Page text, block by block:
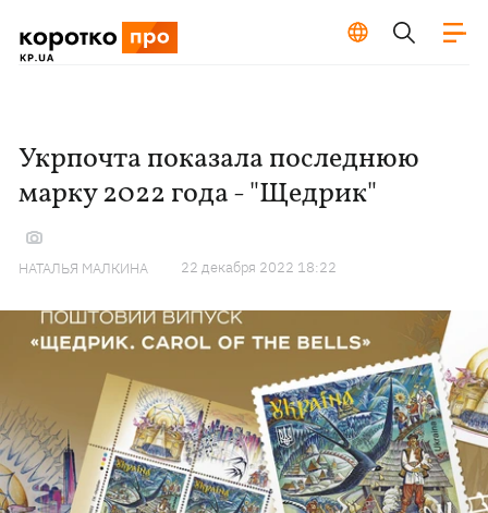
Укрпочта показала последнюю
марку 2022 года - "Щедрик"
НАТАЛЬЯ МАЛКИНА 22 декабря 2022 18:22